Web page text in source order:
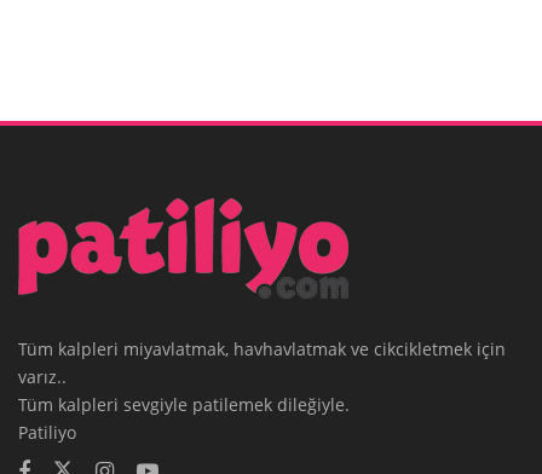
Tüm kalpleri miyavlatmak, havhavlatmak ve cikcikletmek için
varız..
Tüm kalpleri sevgiyle patilemek dileğiyle.
Patiliyo